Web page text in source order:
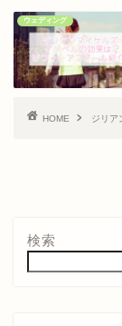
ウェディング
HOME ジリア
検索